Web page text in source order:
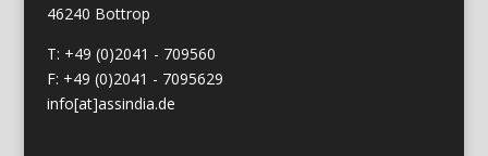
46240 Bottrop
T: +49 (0)2041 - 709560
F: +49 (0)2041 - 7095629
info[at]assindia.de